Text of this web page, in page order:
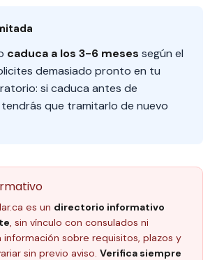
caduca a los 3-6 meses según el
demasiado pronto en tu
si caduca antes de
que tramitarlo de nuevo
es un directorio informativo
, sin vínculo con consulados ni
información sobre requisitos, plazos y
sin previo aviso. Verifica siempre